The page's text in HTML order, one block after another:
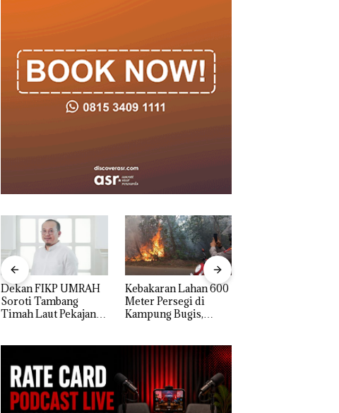
Dekan FIKP UMRAH
Soroti Tambang
Timah Laut Pekajang:
Kerusakan
Lingkungannya
Kebakaran Lahan 600
Meter Persegi di
Kampung Bugis,